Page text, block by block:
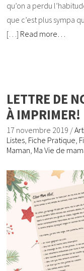
qu’on a perdu
que c’est plus sympa
[…] Read more…
LETTRE DE
À IMPRIMER!
17 novembre 2019 /
Listes, Fiche Pratique,
Maman, Ma Vie de